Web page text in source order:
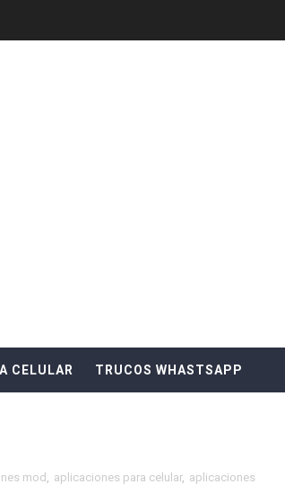
Transparente
2025 😱😱
😱😱
CELULAR TRUCOS WHASTSAPP
mod, aplicaciones para celular, aplicaciones